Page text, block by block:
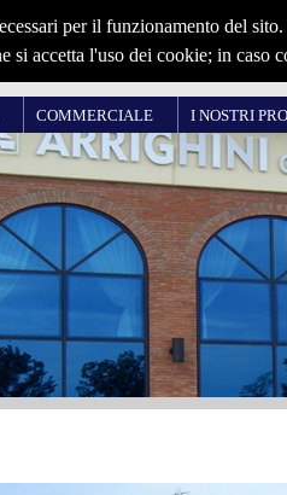
COMMERCIALE I NOSTRI